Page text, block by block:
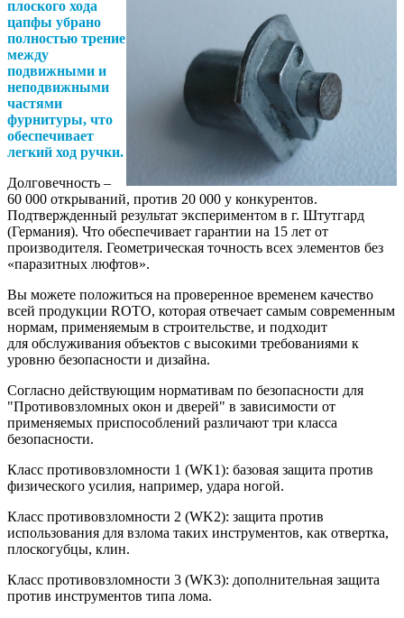
плоского хода
цапфы убрано
полностью трение
между
подвижными и
неподвижными
частями
фурнитуры, что
обеспечивает
легкий ход ручки.
Долговечность –
60 000 открываний, против 20 000 у конкурентов.
Подтвержденный результат экспериментом в г. Штутгард
(Германия). Что обеспечивает гарантии на 15 лет от
производителя. Геометрическая точность всех элементов без
«паразитных люфтов».
Вы можете положиться на проверенное временем качество
всей продукции ROTO, которая отвечает самым современным
нормам, применяемым в строительстве, и подходит
для обслуживания объектов с высокими требованиями к
уровню безопасности и дизайна.
Согласно действующим нормативам по безопасности для
"Противовзломных окон и дверей" в зависимости от
применяемых приспособлений различают три класса
безопасности.
Класс противовзломности 1 (WK1): базовая защита против
физического усилия, например, удара ногой.
Класс противовзломности 2 (WK2): защита против
использования для взлома таких инструментов, как отвертка,
плоскогубцы, клин.
Класс противовзломности 3 (WK3): дополнительная защита
против инструментов типа лома.